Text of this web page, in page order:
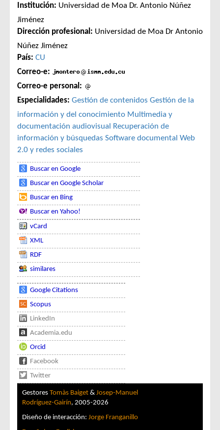
Institución: Universidad de Moa Dr. Antonio Núñez
Jiménez
Dirección profesional: Universidad de Moa Dr Antonio
Núñez Jiménez
País: CU
Correo-e:
Correo-e personal:
Especialidades: Gestión de contenidos Gestión de la
información y del conocimiento Multimedia y
documentación audiovisual
Recuperación de
información y búsquedas Software documental Web
2.0 y redes sociales
Buscar en Google
Buscar en Google Scholar
Buscar en Bing
Buscar en Yahoo!
vCard
XML
RDF
similares
Google Citations
Scopus
LinkedIn
Academia.edu
Orcid
Facebook
Twitter
Gestores Tomàs Baiget & Josep-Manuel
Rodríguez-Gairín, 2005-2026
Diseño de interacción: Jorge Franganillo